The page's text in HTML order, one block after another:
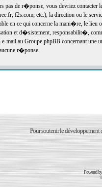
pas de r�ponse, vous devriez
f2s.com, etc.), la direction ou le
en ce qui concerne la mani�re, le
et d�sistement, responsabilit�,
au Groupe phpBB concernant une
r�ponse.
Pour soutenir le développement
Powered